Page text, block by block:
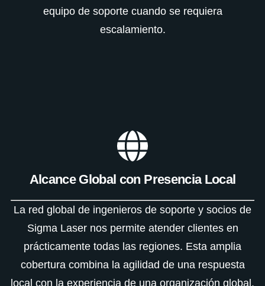
equipo de soporte cuando se requiera
escalamiento.
Alcance Global con Presencia Local
La red global de ingenieros de soporte y socios de
Sigma Laser nos permite atender clientes en
prácticamente todas las regiones. Esta amplia
cobertura combina la agilidad de una respuesta
local con la experiencia de una organización global.